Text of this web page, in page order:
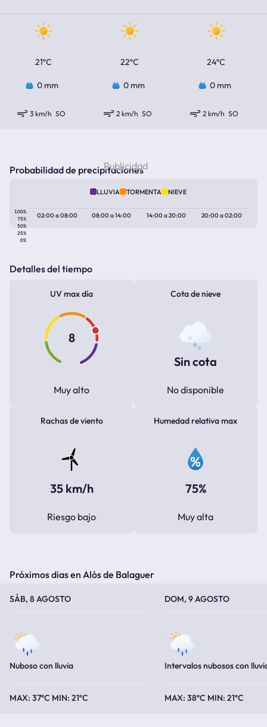
21ºC 22ºC 24ºC
0 mm 0 mm 0 mm
3 km/h SO 2 km/h SO 2 km/h SO
Probabilidad de precipitaciones
LLUVIA TORMENTA NIEVE
100%
75%
50%
25%
0%
02:00a08:00 08:00a14:00 14:00a20:00 20:00a02:00
Detalles del tiempo
UV max día
8
Muy alto
Cota de nieve
Sin cota
No disponible
Rachas de viento
35 km/h
Riesgo bajo
Humedad relativa max
75%
Muy alta
Próximos dias en Alòs de Balaguer
SÁB, 8 AGOSTO
Nuboso con lluvia
37ºC 21ºC
DOM, 9 AGOSTO
Intervalos nubosos con
38ºC 21ºC